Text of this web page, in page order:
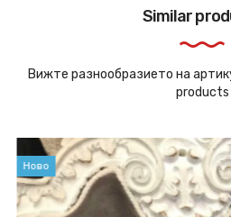
Similar
Вижте разнообразието на
products
Ново